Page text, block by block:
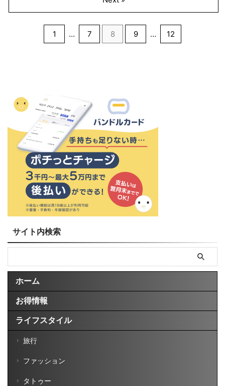
1 … 7 8 9 … 12
サイト内検索
ホーム
お得情報
ライフスタイル
旅行
ファッション
タトゥー